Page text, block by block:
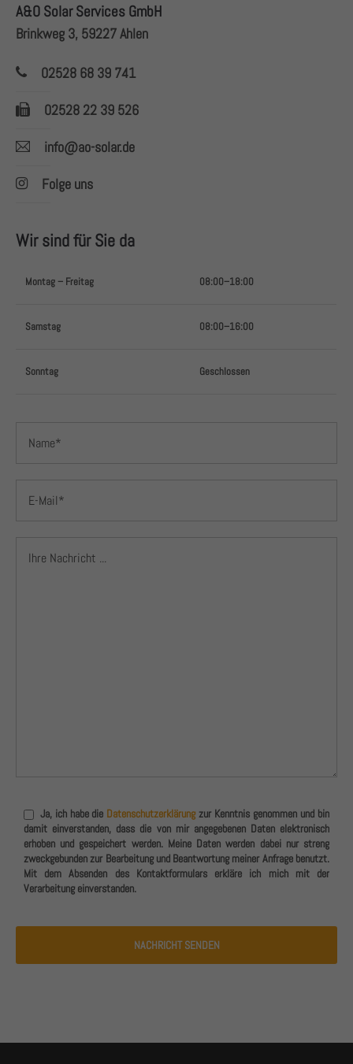
A&O Solar Services GmbH
Brinkweg 3, 59227 Ahlen
02528 68 39 741
02528 22 39 526
info@ao-solar.de
Folge uns
Wir sind für Sie da
Montag – Freitag 08:00–18:00
Samstag 08:00–16:00
Sonntag Geschlossen
Ja, ich habe die Datenschutzerklärungzur Kenntnis genommen und bin
damit einverstanden, dass die von mir angegebenen Daten elektronisch
erhoben und gespeichert werden. Meine Daten werden dabei nur streng
zweckgebunden zur Bearbeitung und Beantwortung meiner Anfrage benutzt.
Mit dem Absenden des Kontaktformulars erkläre ich mich mit der
Verarbeitung einverstanden.
NACHRICHT SENDEN